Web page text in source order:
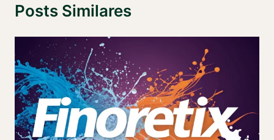
Posts Similares